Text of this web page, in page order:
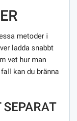
metoder i
ladda snabbt
vet hur man
kan du bränna